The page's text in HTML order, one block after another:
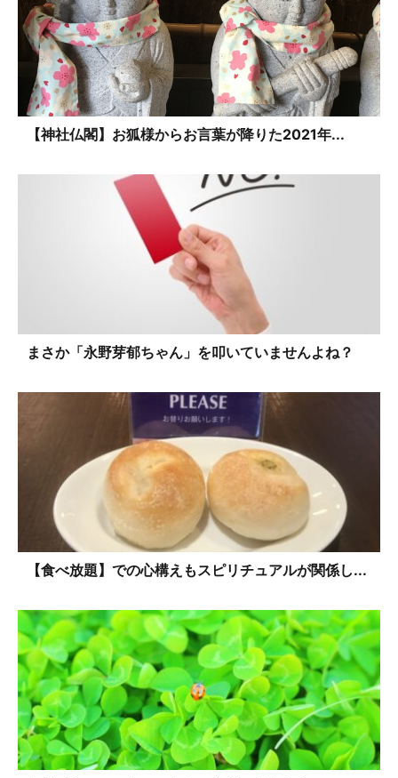
【神社仏閣】お狐様からお言葉が降りた2021年...
まさか「永野芽郁ちゃん」を叩いていませんよね？
【食べ放題】での心構えもスピリチュアルが関係し...